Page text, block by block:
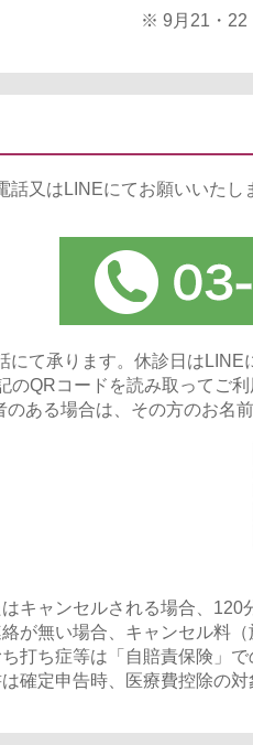
※ 9月21・22
話又はLINEにてお願いいたし
て承ります。休診日はLINE
QRコードを読み取ってご利
ある場合は、その方のお名
キャンセルされる場合、120
が無い場合、キャンセル料
打ち症等は「自賠責保険」
確定申告時、医療費控除の対